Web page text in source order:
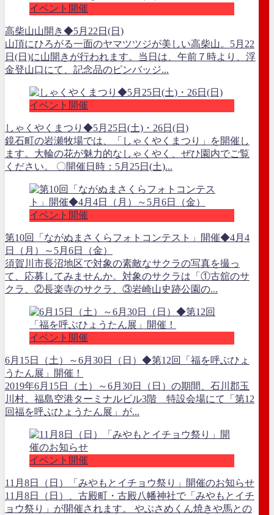
イベント開催
高柴山山開き◆5月22日(日)
山頂にひろがる一面のヤマツツジが美しい高柴山。5月22
日(日)に山開きが行われます。当日は、午前７時より、浮
金登山口にて、記念品のピンバッジ...
イベント開催
しゃくやくまつり◆5月25日(土)・26日(日)
鏡石町の岩瀬牧場では、「しゃくやくまつり」を開催し
ます。大輪の花が魅力的なしゃくやく、ぜひ園内でご覧
ください。 〇開催日時：5月25日(土)...
イベント開催
第10回「ながぬまさくらフォトコンテスト」開催◆4月4
日（月）～5月6日（金）
須賀川市長沼地区で対象の素敵なサクラの写真を撮っ
て、応募してみませんか。対象のサクラは「①古舘のサ
クラ、②長楽寺のサクラ、③岩崎山史跡公園の...
イベント開催
6月15日（土）～6月30日（日）◆第12回「福を呼ぶひょ
うたん展」開催！
2019年6月15日（土）～6月30日（日）の期間、石川郡玉
川村、福島空港ターミナルビル3階 特設会場にて「第12
回福を呼ぶひょうたん展」が...
イベント開催
11月8日（日）「みやもとイチョウ祭り」開催のお知らせ
11月8日（日）、古殿町・古殿八幡神社で「みやもとイチ
ョウ祭り」が開催されます。 やぶさめくん焼きや馬との